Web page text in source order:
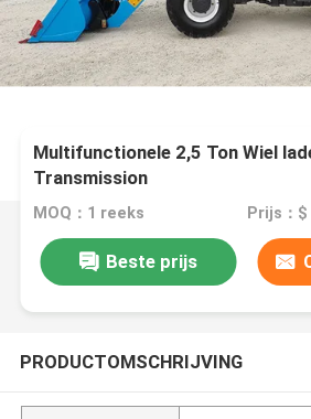
Multifunctionele 2,5 Ton Wiel
Transmission
MOQ：1 reeks Prijs：
Beste prijs
PRODUCTOMSCHRIJVING